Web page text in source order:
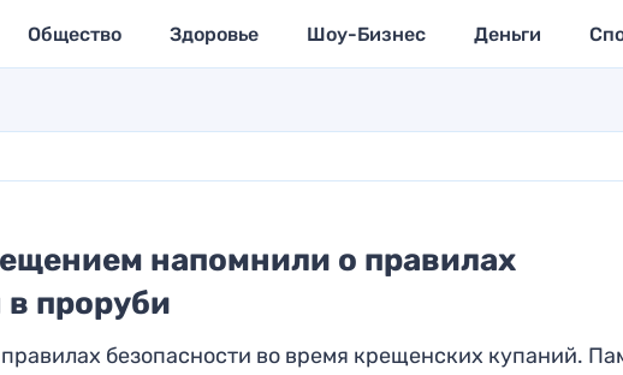
Общество Здоровье Шоу-Бизнес Деньги
напомнили о правилах
в проруби
безопасности во время крещенских купаний.